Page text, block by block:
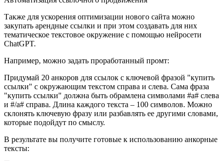
Также для ускорения оптимизации нового сайта можно
закупать арендные ссылки и при этом создавать для них
тематическое текстовое окружение с помощью нейросети
ChatGPT.
Например, можно задать проработанный промт:
Придумай 20 анкоров для ссылок с ключевой фразой "купить
ссылки" с окружающим текстом справа и слева. Сама фраза
"купить ссылки" должна быть обрамлена символами #a# слева
и #/a# справа. Длина каждого текста – 100 символов. Можно
склонять ключевую фразу или разбавлять ее другими словами,
которые подойдут по смыслу.
В результате вы получите готовые к использованию анкорные
тексты: